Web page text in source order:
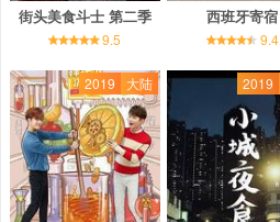
街头美食斗士 第二季
9.5
西班牙寄宿
9.4
2019 大陆 2019